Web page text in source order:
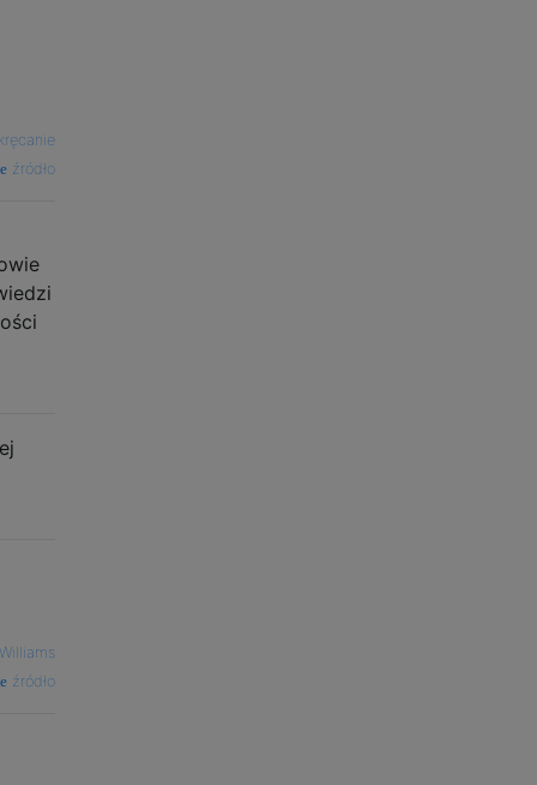
źródło
źródło